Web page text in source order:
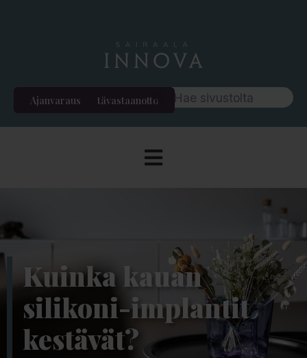
Etävastaanotto
Ajanvaraus
Kuinka kauan
silikoni-implantit
kestävät?